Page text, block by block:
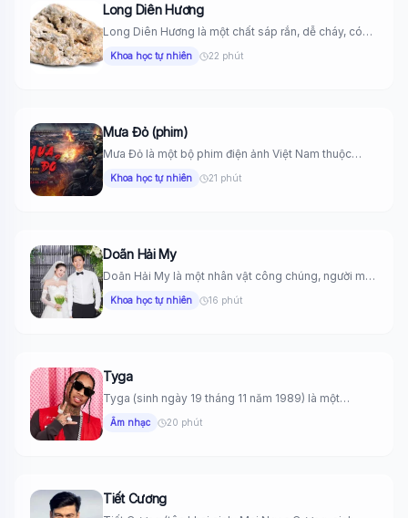
Long Diên Hương
Long Diên Hương là một chất sáp rắn, dễ cháy, có
Khoa học tự nhiên 22 phút
Mưa Đỏ (phim)
Mưa Đỏ là một bộ phim điện ảnh Việt Nam thuộc
Khoa học tự nhiên 21 phút
Doãn Hải My
Doãn Hải My là một nhân vật công chúng, người mẫu
Khoa học tự nhiên 16 phút
Tyga
Tyga (sinh ngày 19 tháng 11 năm 1989) là một
rapper, ca...
Âm nhạc 20 phút
Tiết Cương